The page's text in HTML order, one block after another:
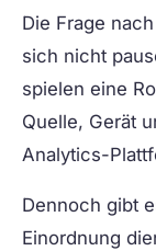
Die Frage
sich nicht
spielen eine
Quelle, Gerät
Analytics-
Dennoch gibt
Einordnung